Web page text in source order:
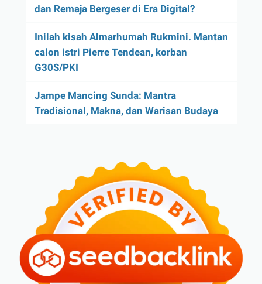
dan Remaja Bergeser di Era Digital?
Inilah kisah Almarhumah Rukmini. Mantan
calon istri Pierre Tendean, korban
G30S/PKI
Jampe Mancing Sunda: Mantra
Tradisional, Makna, dan Warisan Budaya